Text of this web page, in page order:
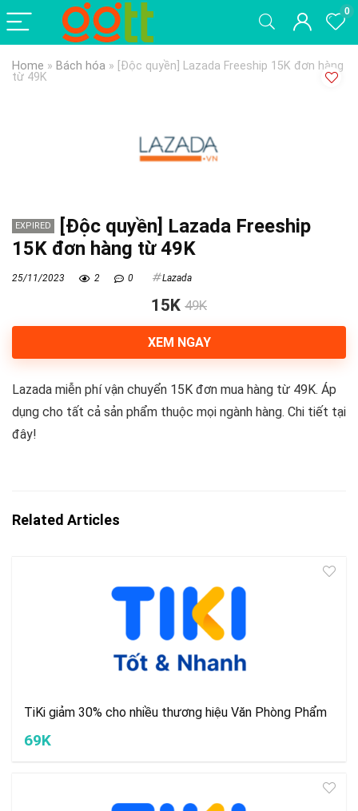
0
Home » Bách hóa » [Độc quyền] Lazada Freeship 15K đơn hàng
từ 49K
EXPIRED
[Độc quyền] Lazada Freeship
15K đơn hàng từ 49K
25/11/2023 2 0 Lazada
15K 49K
XEM NGAY
Lazada miễn phí vận chuyển 15K đơn mua hàng từ 49K. Áp
dụng cho tất cả sản phẩm thuộc mọi ngành hàng. Chi tiết tại
đây!
Related Articles
TiKi giảm 30% cho nhiều thương hiệu Văn Phòng Phẩm
69K